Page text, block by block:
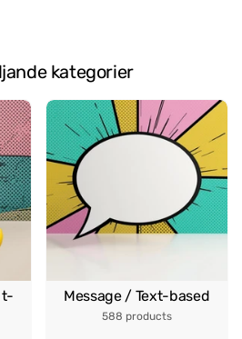
kategorier
t-
Message / Text-based
588 products